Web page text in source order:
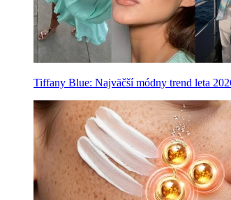
Tiffany Blue: Najväčší módny trend leta